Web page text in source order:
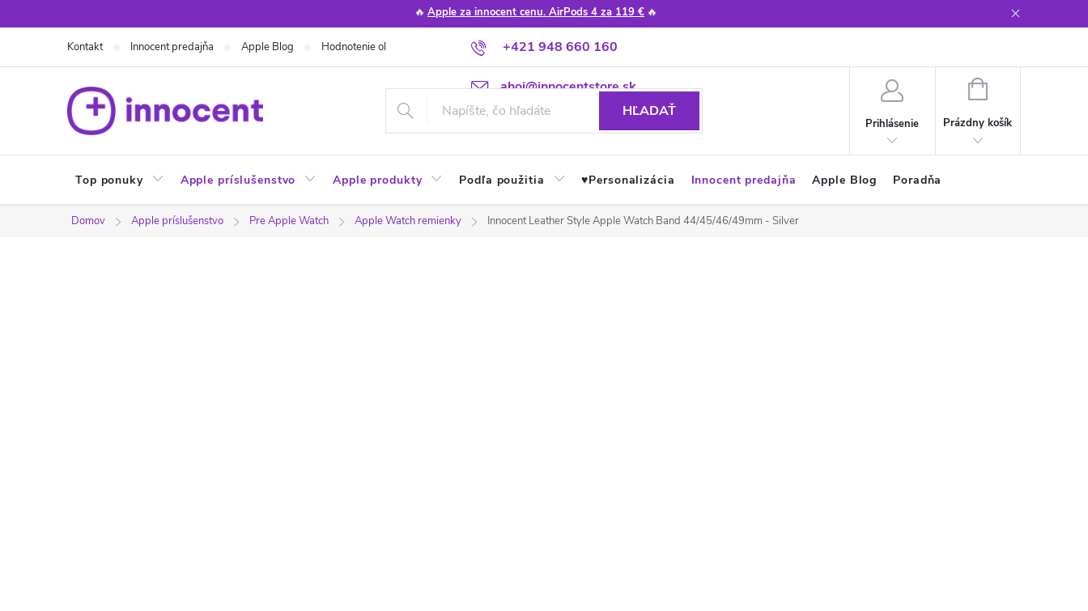
na
🔥 Apple za innocent cenu. AirPods 4 za 119 € 🔥
+421 948 660 160
ahoj@innocentstore.sk
Kontakt Innocent predajňa Apple Blog Hodnotenie obchodu Poradňa Apple návody a tipy
HĽADAŤ
Prihlásenie
NÁKUPNÝ
Prázdny košík
Top ponuky Apple príslušenstvo Apple produkty Podľa použitia ♥︎Personalizácia Innocent predajňa Apple Blog Poradňa
Domov Apple príslušenstvo Pre Apple Watch Apple Watch remienky Innocent Leather Style Apple Watch Band 44/45/46/49mm - Silver